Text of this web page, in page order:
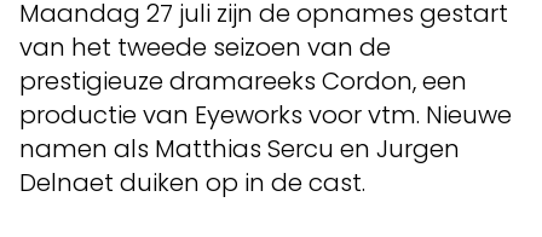
Maandag 27 juli zijn de opnames gestart
van het tweede seizoen van de
prestigieuze dramareeks Cordon, een
productie van Eyeworks voor vtm. Nieuwe
namen als Matthias Sercu en Jurgen
Delnaet duiken op in de cast.